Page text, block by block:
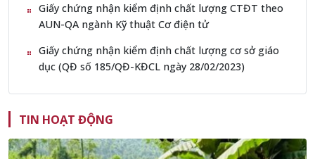
Giấy chứng nhận kiểm định chất lượng CTĐT theo
AUN-QA ngành Kỹ thuật Cơ điện tử
Giấy chứng nhận kiểm định chất lượng cơ sở giáo
dục (QĐ số 185/QĐ-KĐCL ngày 28/02/2023)
TIN HOẠT ĐỘNG